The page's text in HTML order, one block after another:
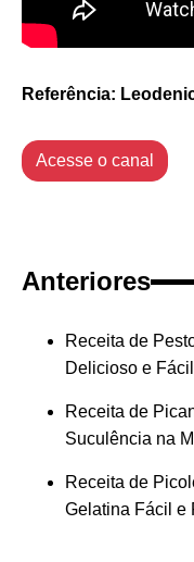
Referência:
Acesse o canal
Anteriores
Receita de
Delicioso e
Receita de
Suculência na
Receita de
Gelatina Fácil e